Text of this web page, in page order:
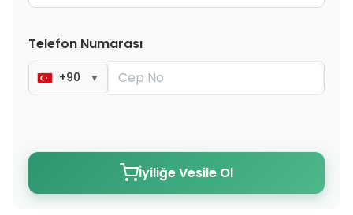
Telefon Numarası
+90 ▼
İyiliğe Vesile Ol